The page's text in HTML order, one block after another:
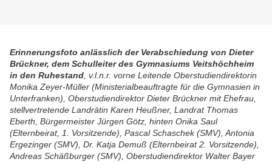
Erinnerungsfoto anlässlich der Verabschiedung von Dieter
Brückner, dem Schulleiter des Gymnasiums Veitshöchheim
in den Ruhestand , v.l.n.r. vorne Leitende Oberstudiendirektorin
Monika Zeyer-Müller (Ministerialbeauftragte für die Gymnasien in
Unterfranken), Oberstudiendirektor Dieter Brückner mit Ehefrau,
stellvertretende Landrätin Karen Heußner, Landrat Thomas
Eberth, Bürgermeister Jürgen Götz, hinten Onika Saul
(Elternbeirat, 1. Vorsitzende), Pascal Schaschek (SMV), Antonia
Ergezinger (SMV), Dr. Katja Demuß (Elternbeirat 2. Vorsitzende),
Andreas Schäßburger (SMV), Oberstudiendirektor Walter Bayer